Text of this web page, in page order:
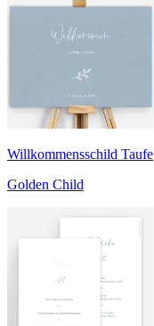
Willkommensschild Taufe
Golden Child